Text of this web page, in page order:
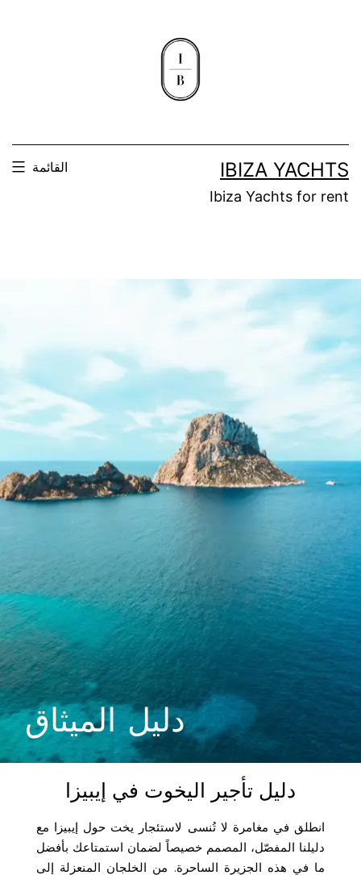
IBIZA YACHTS
Ibiza Yachts for rent
القائمة
دليل الميثاق
دليل تأجير اليخوت في إيبيزا
انطلق في مغامرة لا تُنسى لاستئجار يخت حول إيبيزا مع
دليلنا المفصّل، المصمم خصيصاً لضمان استمتاعك بأفضل
ما في هذه الجزيرة الساحرة. من الخلجان المنعزلة إلى